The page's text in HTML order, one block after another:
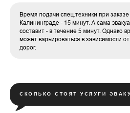
Время подачи спец.техники при заказе
Калининграде - 15 минут. А сама
составит - в течение 5 минут. Однако
может варьироваться в зависимости
дорог.
СКОЛЬКО СТОЯТ УСЛУГИ